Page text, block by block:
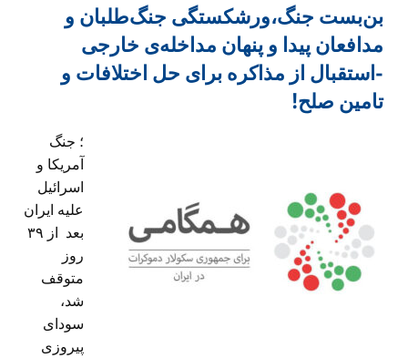
بن‌بست جنگ،ورشکستگی جنگ‌طلبان و
مدافعان پیدا و پنهان مداخله‌ی خارجی
-استقبال از مذاکره برای حل اختلافات و
تامین صلح!
؛ جنگ
آمریکا و
اسرائیل
علیه ایران
بعد از ۳۹
روز
متوقف
شد،
سودای
پیروزی